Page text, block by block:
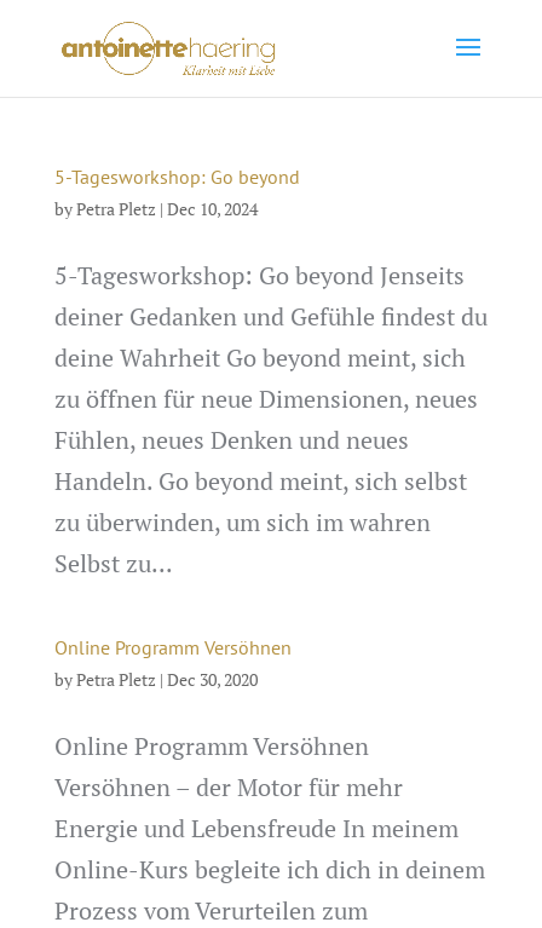
5-Tagesworkshop: Go beyond
byPetra Pletz | Dec 10, 2024
5-Tagesworkshop: Go beyond Jenseits
deiner Gedanken und Gefühle findest du
deine Wahrheit Go beyond meint, sich
zu öffnen für neue Dimensionen, neues
Fühlen, neues Denken und neues
Handeln. Go beyond meint, sich selbst
zu überwinden, um sich im wahren
Selbst zu...
Online Programm Versöhnen
byPetra Pletz | Dec 30, 2020
Online Programm Versöhnen
Versöhnen – der Motor für mehr
Energie und Lebensfreude In meinem
Online-Kurs begleite ich dich in deinem
Prozess vom Verurteilen zum